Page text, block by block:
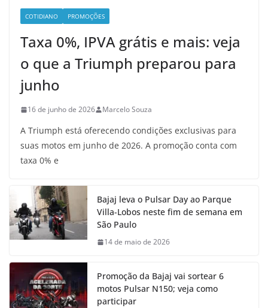
COTIDIANO PROMOÇÕES
Taxa 0%, IPVA grátis e mais: veja
o que a Triumph preparou para
junho
16 de junho de 2026 Marcelo Souza
A Triumph está oferecendo condições exclusivas para
suas motos em junho de 2026. A promoção conta com
taxa 0% e
Bajaj leva o Pulsar Day ao Parque
Villa-Lobos neste fim de semana em
São Paulo
14 de maio de 2026
Promoção da Bajaj vai sortear 6
motos Pulsar N150; veja como
participar